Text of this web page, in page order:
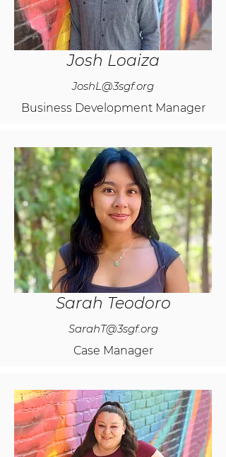
Josh Loaiza
JoshL@3sgf.org
Business Development Manager
Sarah Teodoro
SarahT@3sgf.org
Case Manager